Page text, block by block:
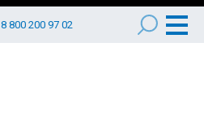
8 800 200 97 02